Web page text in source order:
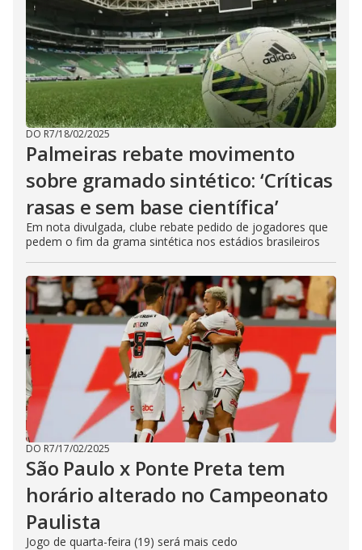
DO R7/18/02/2025
Palmeiras rebate movimento
sobre gramado sintético: ‘Críticas
rasas e sem base científica’
Em nota divulgada, clube rebate pedido de jogadores que
pedem o fim da grama sintética nos estádios brasileiros
DO R7/17/02/2025
São Paulo x Ponte Preta tem
horário alterado no Campeonato
Paulista
Jogo de quarta-feira (19) será mais cedo